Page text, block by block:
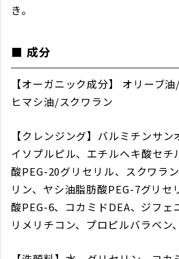
き。
■ 成分
【オーガニック成分】 オリーブ
ヒマシ油/スクワラン
【クレンジング】バルミチンサ
イソプルピル、エチルヘキ酸セチ
酸PEG-20グリセリル、スクワラ
リン、ヤシ油脂肪酸PEG-7グリセ
酸PEG-6、コカミドDEA、ジフェ
リメリチコン、プロピルバラベン